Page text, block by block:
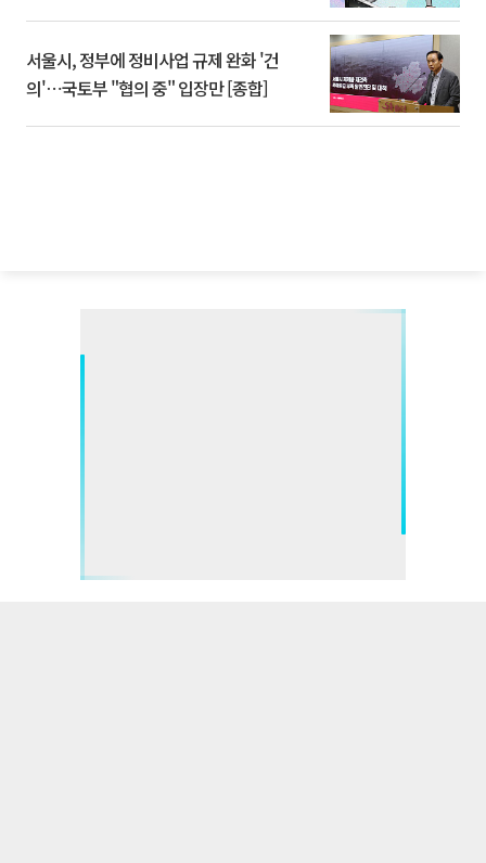
서울시, 정부에 정비사업 규제 완화 '건
의'⋯국토부 "협의 중" 입장만 [종합]